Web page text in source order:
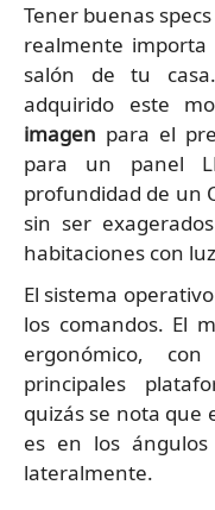
Tener buenas
realmente
salón de tu
adquirido este
imagen para el
para un panel
profundidad de un
sin ser
habitaciones con
El sistema
los comandos. El
ergonómico,
principales
quizás se nota que
es en los
lateralmente.